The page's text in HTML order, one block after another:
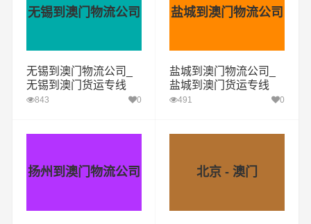
无锡到澳门物流公司
无锡到澳门物流公司_
无锡到澳门货运专线
843 0
盐城到澳门物流公司
盐城到澳门物流公司_
盐城到澳门货运专线
491 0
扬州到澳门物流公司 北京 - 澳门